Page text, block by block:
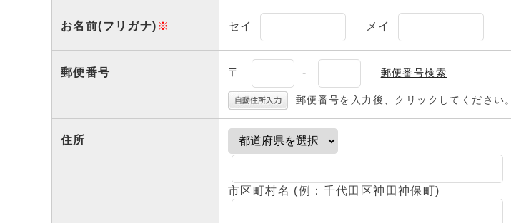
お名前(フリガナ) ※ セイ メイ
郵便番号 〒 - 郵便番号検索
郵便番号を入力後、クリックしてください。
住所
市区町村名 (例：千代田区神田神保町)